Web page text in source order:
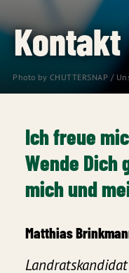
Photo by CHUTTERSNAP /
Kontakt
Ich freue
Wende Dich
mich und
Matthias